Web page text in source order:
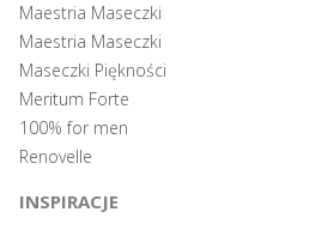
Maestria Maseczki
Maestria Maseczki
Maseczki Piękności
Meritum Forte
100% for men
Renovelle
INSPIRACJE